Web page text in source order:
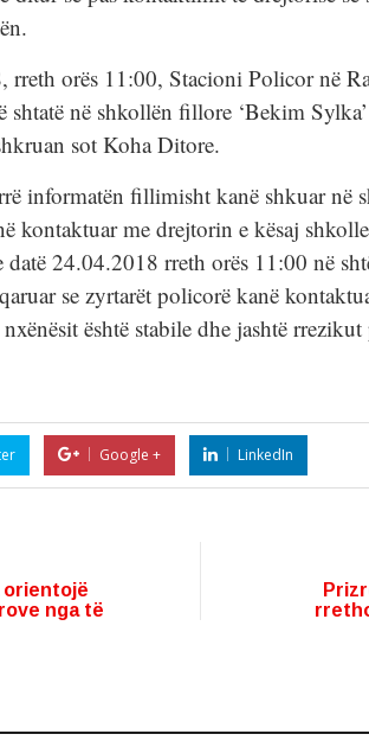
rreth orës 11:00, Stacioni Policor në
shtatë në shkollën fillore ‘Bekim
sot Koha Ditore.
informatën fillimisht kanë shkuar në
kontaktuar me drejtorin e kësaj
24.04.2018 rreth orës 11:00 në
se zyrtarët policorë kanë
është stabile dhe jashtë
Google + LinkedIn
orientojë
nga të